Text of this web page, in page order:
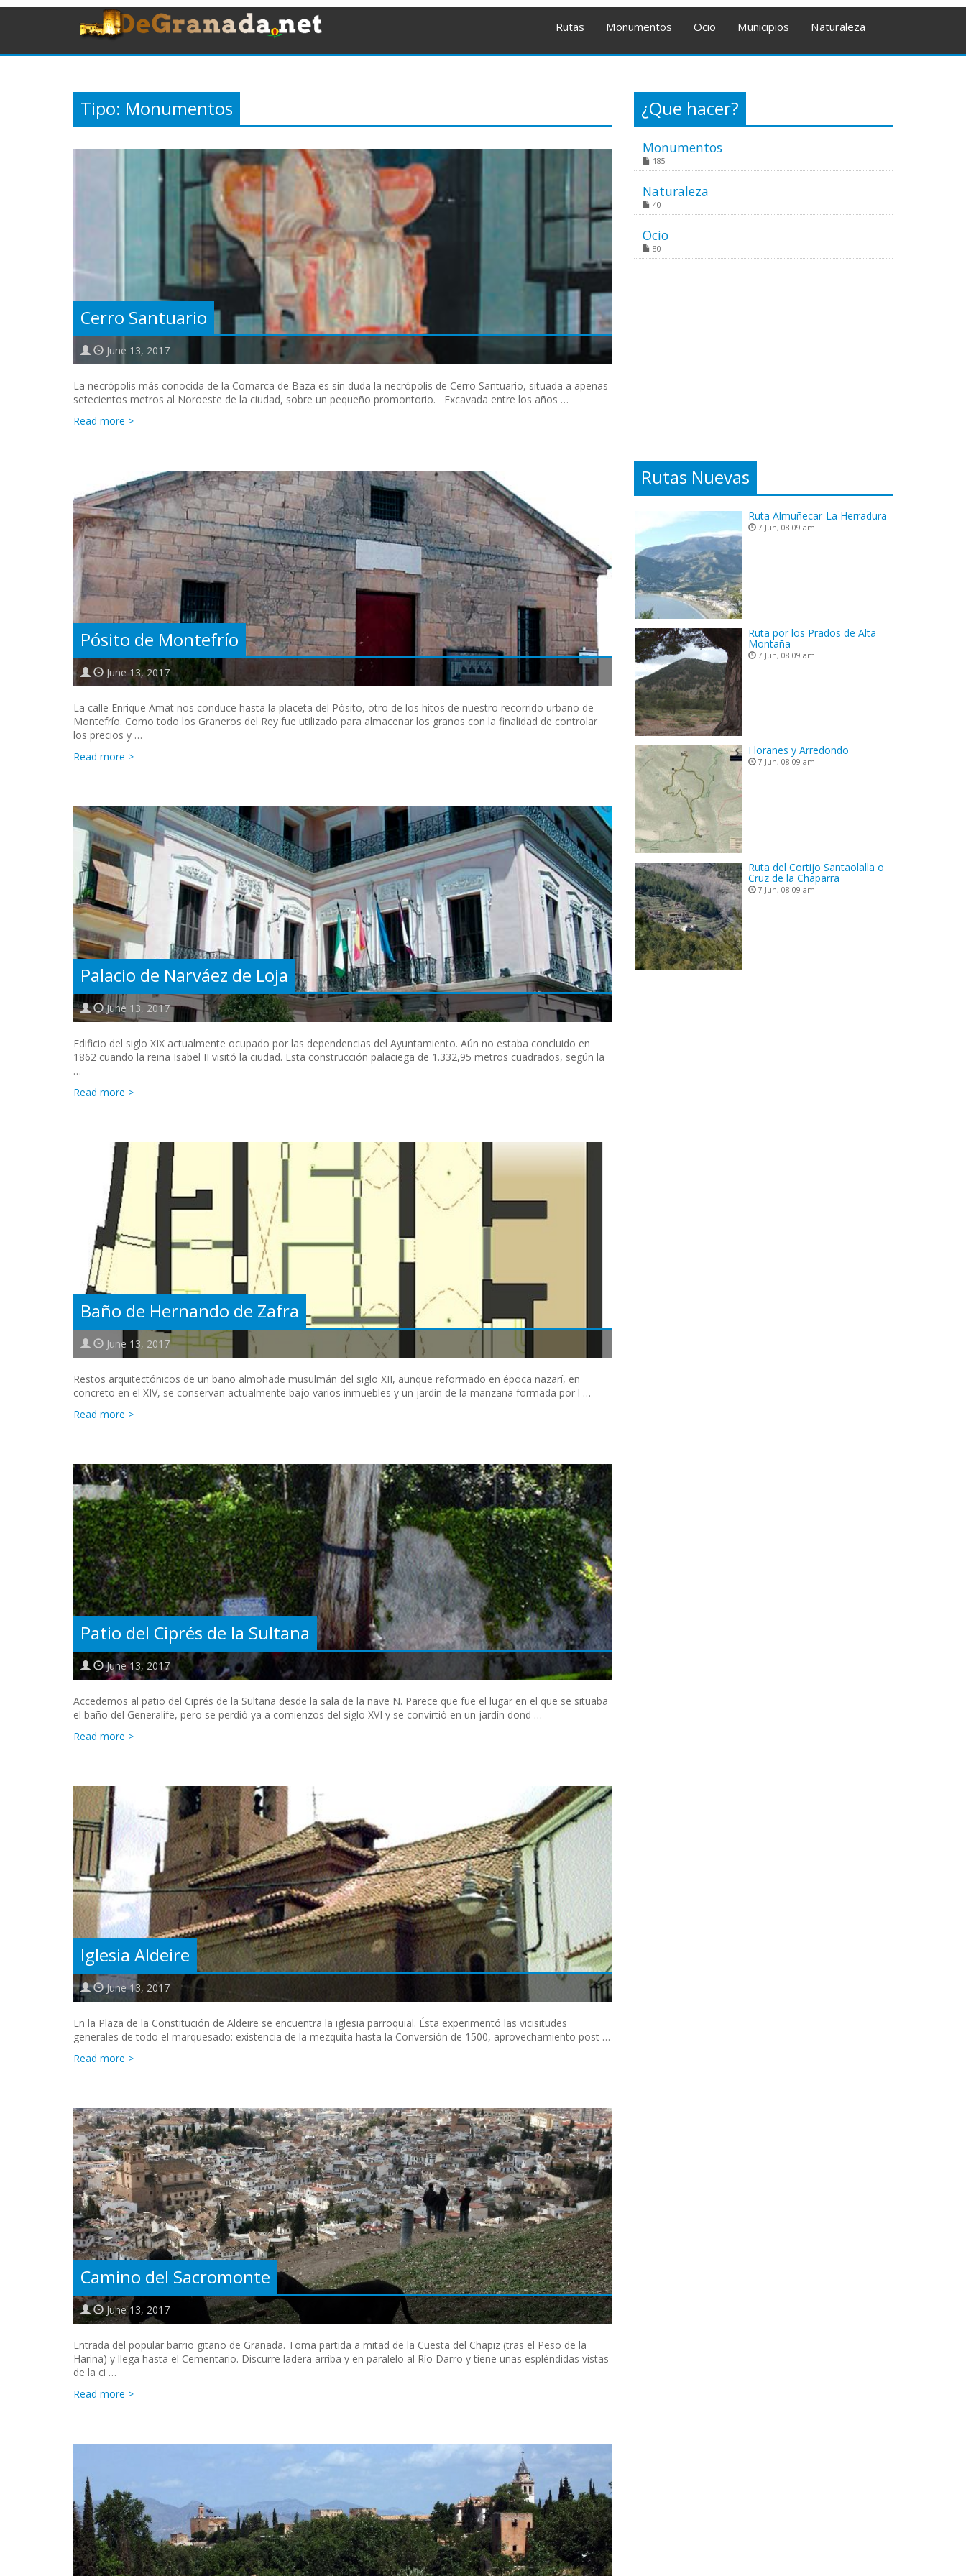
Rutas Monumentos Ocio Municipios Naturaleza
Tipo: Monumentos
Cerro Santuario
June 13, 2017
La necrópolis más conocida de la Comarca de Baza es sin duda la necrópolis de Cerro Santuario, situada a apenas
setecientos metros al Noroeste de la ciudad, sobre un pequeño promontorio. Excavada entre los años …
Read more >
Pósito de Montefrío
June 13, 2017
La calle Enrique Amat nos conduce hasta la placeta del Pósito, otro de los hitos de nuestro recorrido urbano de
Montefrío. Como todo los Graneros del Rey fue utilizado para almacenar los granos con la finalidad de controlar
los precios y …
Read more >
Palacio de Narváez de Loja
June 13, 2017
Edificio del siglo XIX actualmente ocupado por las dependencias del Ayuntamiento. Aún no estaba concluido en
1862 cuando la reina Isabel II visitó la ciudad. Esta construcción palaciega de 1.332,95 metros cuadrados, según la
…
Read more >
Baño de Hernando de Zafra
June 13, 2017
Restos arquitectónicos de un baño almohade musulmán del siglo XII, aunque reformado en época nazarí, en
concreto en el XIV, se conservan actualmente bajo varios inmuebles y un jardín de la manzana formada por l …
Read more >
Patio del Ciprés de la Sultana
June 13, 2017
Accedemos al patio del Ciprés de la Sultana desde la sala de la nave N. Parece que fue el lugar en el que se situaba
el baño del Generalife, pero se perdió ya a comienzos del siglo XVI y se convirtió en un jardín dond …
Read more >
Iglesia Aldeire
June 13, 2017
En la Plaza de la Constitución de Aldeire se encuentra la iglesia parroquial. Ésta experimentó las vicisitudes
generales de todo el marquesado: existencia de la mezquita hasta la Conversión de 1500, aprovechamiento post …
Read more >
Camino del Sacromonte
June 13, 2017
Entrada del popular barrio gitano de Granada. Toma partida a mitad de la Cuesta del Chapiz (tras el Peso de la
Harina) y llega hasta el Cementario. Discurre ladera arriba y en paralelo al Río Darro y tiene unas espléndidas vistas
de la ci …
Read more >
¿Que hacer?
Monumentos
185
Naturaleza
40
Ocio
80
Rutas Nuevas
Ruta Almuñecar-La Herradura
7 Jun, 08:09 am
Ruta por los Prados de Alta
Montaña
7 Jun, 08:09 am
Floranes y Arredondo
7 Jun, 08:09 am
Ruta del Cortijo Santaolalla o
Cruz de la Chaparra
7 Jun, 08:09 am